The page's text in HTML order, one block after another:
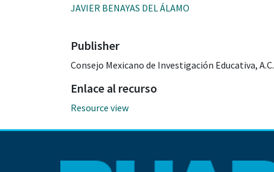
JAVIER BENAYAS DEL ÁLAMO
Publisher
Consejo Mexicano de Investigación Educativa, A.C.
Enlace al recurso
Resource view